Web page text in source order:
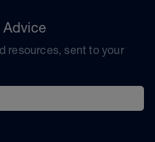
Advice
resources, sent to your